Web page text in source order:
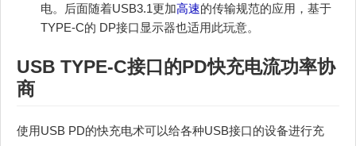
电。后面随着USB3.1更加高速的传输规范的应用，基于
TYPE-C的 DP接口显示器也适用此玩意。
USB TYPE-C接口的PD快充电流功率协
商
使用USB PD的快充电术可以给各种USB接口的设备进行充